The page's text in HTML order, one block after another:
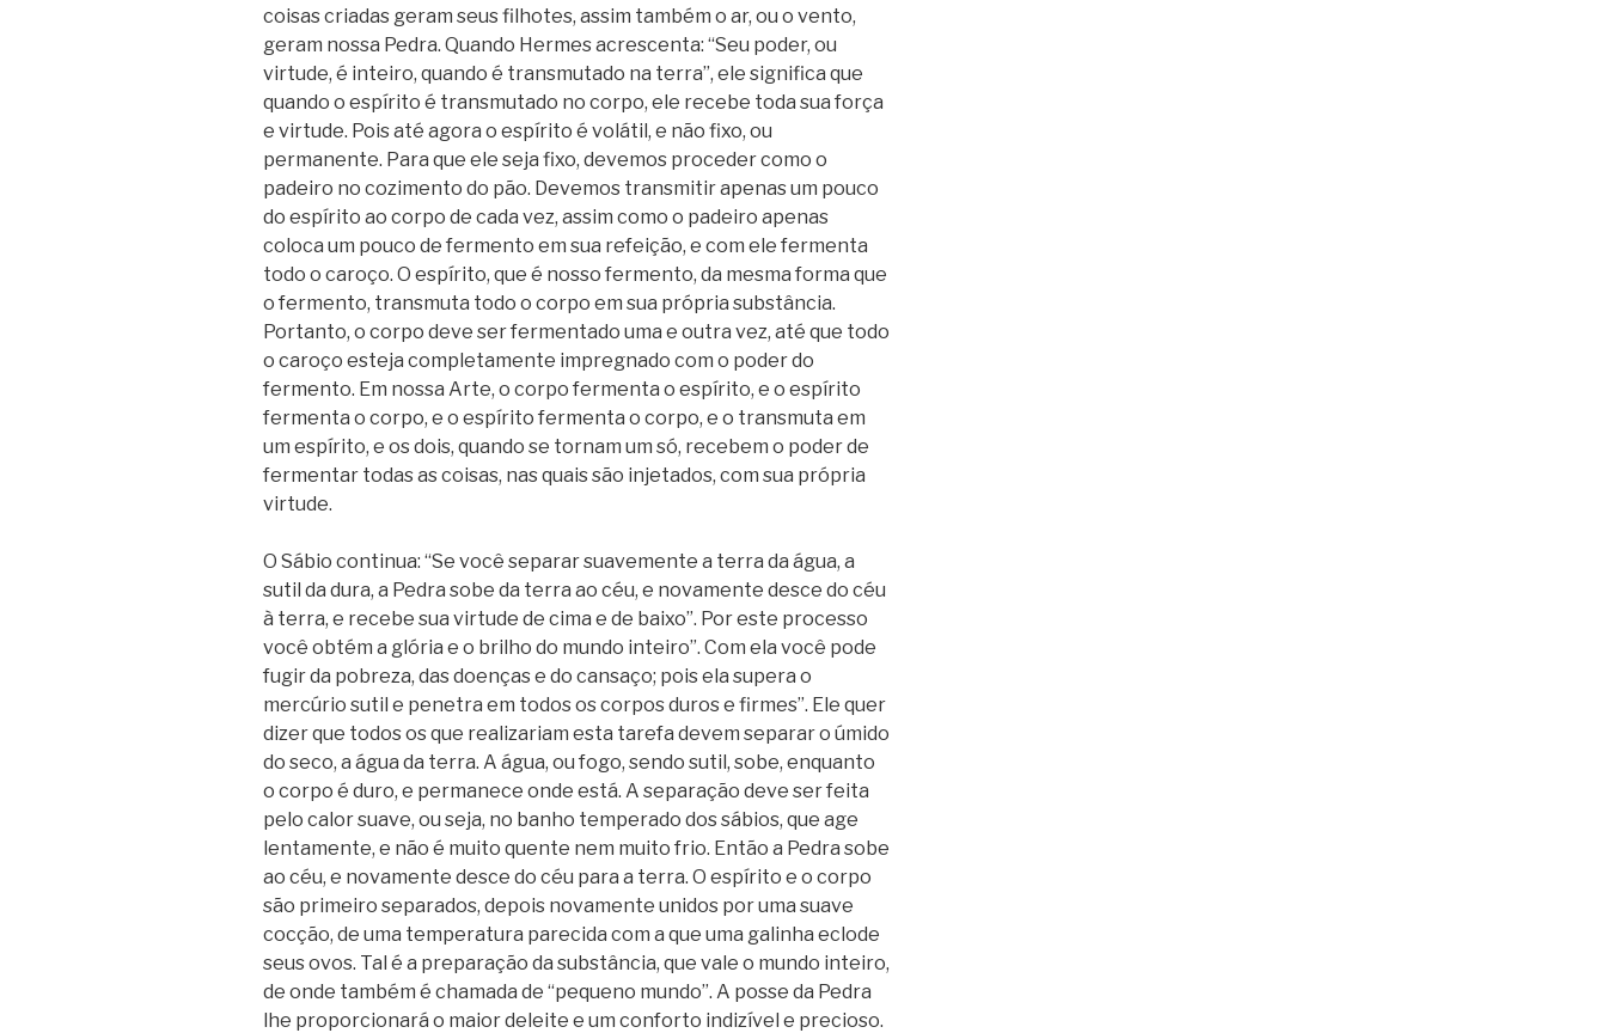
coisas criadas geram seus filhotes, assim também o ar, ou o vento,
geram nossa Pedra. Quando Hermes acrescenta: “Seu poder, ou
virtude, é inteiro, quando é transmutado na terra”, ele significa que
quando o espírito é transmutado no corpo, ele recebe toda sua força
e virtude. Pois até agora o espírito é volátil, e não fixo, ou
permanente. Para que ele seja fixo, devemos proceder como o
padeiro no cozimento do pão. Devemos transmitir apenas um pouco
do espírito ao corpo de cada vez, assim como o padeiro apenas
coloca um pouco de fermento em sua refeição, e com ele fermenta
todo o caroço. O espírito, que é nosso fermento, da mesma forma que
o fermento, transmuta todo o corpo em sua própria substância.
Portanto, o corpo deve ser fermentado uma e outra vez, até que todo
o caroço esteja completamente impregnado com o poder do
fermento. Em nossa Arte, o corpo fermenta o espírito, e o espírito
fermenta o corpo, e o espírito fermenta o corpo, e o transmuta em
um espírito, e os dois, quando se tornam um só, recebem o poder de
fermentar todas as coisas, nas quais são injetados, com sua própria
virtude.
O Sábio continua: “Se você separar suavemente a terra da água, a
sutil da dura, a Pedra sobe da terra ao céu, e novamente desce do céu
à terra, e recebe sua virtude de cima e de baixo”. Por este processo
você obtém a glória e o brilho do mundo inteiro”. Com ela você pode
fugir da pobreza, das doenças e do cansaço; pois ela supera o
mercúrio sutil e penetra em todos os corpos duros e firmes”. Ele quer
dizer que todos os que realizariam esta tarefa devem separar o úmido
do seco, a água da terra. A água, ou fogo, sendo sutil, sobe, enquanto
o corpo é duro, e permanece onde está. A separação deve ser feita
pelo calor suave, ou seja, no banho temperado dos sábios, que age
lentamente, e não é muito quente nem muito frio. Então a Pedra sobe
ao céu, e novamente desce do céu para a terra. O espírito e o corpo
são primeiro separados, depois novamente unidos por uma suave
cocção, de uma temperatura parecida com a que uma galinha eclode
seus ovos. Tal é a preparação da substância, que vale o mundo inteiro,
de onde também é chamada de “pequeno mundo”. A posse da Pedra
lhe proporcionará o maior deleite e um conforto indizível e precioso.